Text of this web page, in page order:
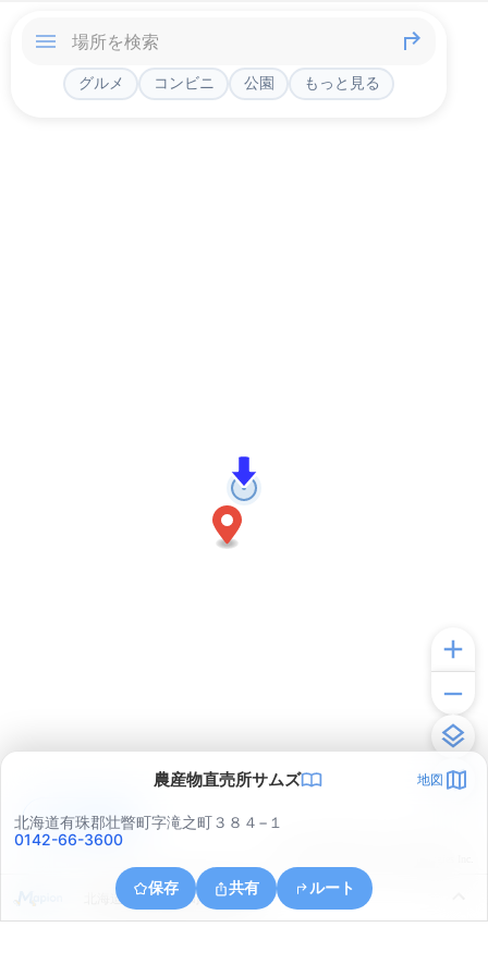
グルメ コンビニ 公園 もっと見る
農産物直売所サムズ 地図
北海道有珠郡壮瞥町字滝之町３８４−１
0142-66-3600
保存 共有 ルート
北海道有珠郡壮瞥町字東湖畔
アプリで見る